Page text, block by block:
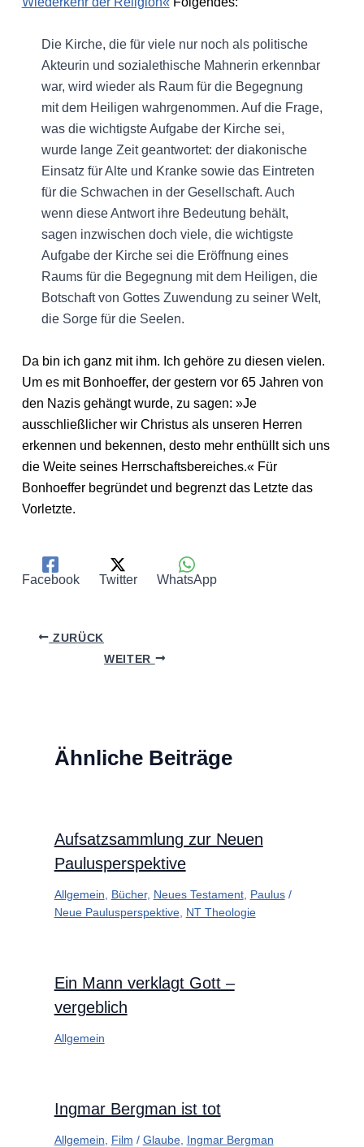
Die Kirche, die für viele nur noch als politische
Akteurin und sozialethische Mahnerin erkennbar
war, wird wieder als Raum für die Begegnung
mit dem Heiligen wahrgenommen. Auf die Frage,
was die wichtigste Aufgabe der Kirche sei,
wurde lange Zeit geantwortet: der diakonische
Einsatz für Alte und Kranke sowie das Eintreten
für die Schwachen in der Gesellschaft. Auch
wenn diese Antwort ihre Bedeutung behält,
sagen inzwischen doch viele, die wichtigste
Aufgabe der Kirche sei die Eröffnung eines
Raums für die Begegnung mit dem Heiligen, die
Botschaft von Gottes Zuwendung zu seiner Welt,
die Sorge für die Seelen.
Da bin ich ganz mit ihm. Ich gehöre zu diesen vielen.
Um es mit Bonhoeffer, der gestern vor 65 Jahren von
den Nazis gehängt wurde, zu sagen: »Je
ausschließlicher wir Christus als unseren Herren
erkennen und bekennen, desto mehr enthüllt sich uns
die Weite seines Herrschaftsbereiches.« Für
Bonhoeffer begründet und begrenzt das Letzte das
Vorletzte.
Facebook Twitter WhatsApp
ZURÜCK
WEITER
Ähnliche Beiträge
Aufsatzsammlung zur Neuen
Paulusperspektive
Allgemein Bücher, Neues Testament, Paulus/
Neue Paulusperspektive, NT Theologie
Ein Mann verklagt Gott –
vergeblich
Allgemein
Ingmar Bergman ist tot
Allgemein Film / Glaube, Ingmar Bergman